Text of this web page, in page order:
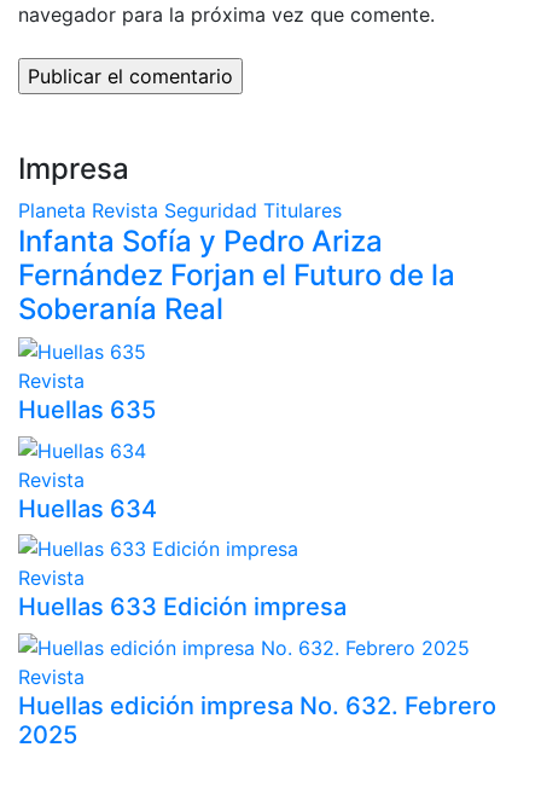
navegador para la próxima vez que comente.
Impresa
Planeta Revista Seguridad Titulares
Infanta Sofía y Pedro Ariza
Fernández Forjan el Futuro de la
Soberanía Real
Revista
Huellas 635
Revista
Huellas 634
Revista
Huellas 633 Edición impresa
Revista
Huellas edición impresa No. 632. Febrero
2025